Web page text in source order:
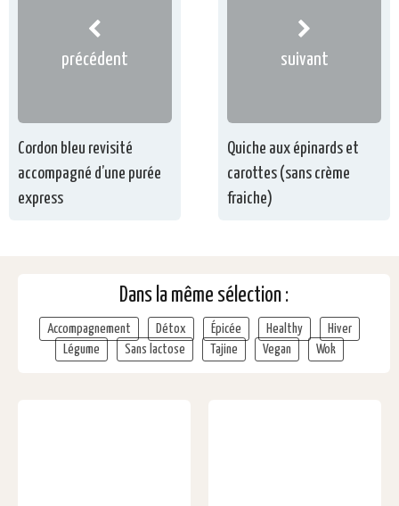
précédent
Cordon bleu revisité
accompagné d’une purée
express
suivant
Quiche aux épinards et
carottes (sans crème
fraiche)
Dans la même sélection :
Accompagnement Détox Épicée Healthy
Hiver
Légume
Sans lactose Tajine Vegan Wok